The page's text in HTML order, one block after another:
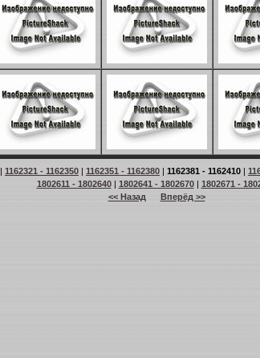
1162321 - 1162350 | 1162351 - 1162380 | 1162381 - 1162410 |
1802611 - 1802640| 1802641 - 1802670| 1802671 -
<< Назад
Вперёд >>